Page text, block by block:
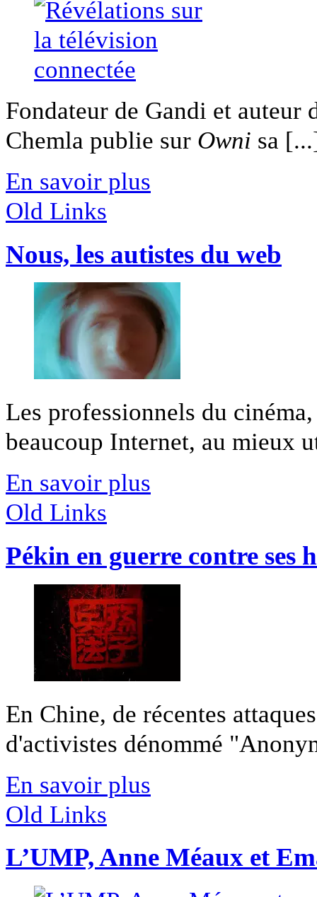
Fondateur de Gandi et auteur
Chemla publie sur Owni sa
En savoir plus
Old Links
Nous, les autistes du web
Les professionnels du
beaucoup Internet, au mieux
En savoir plus
Old Links
Pékin en guerre contre ses
En Chine, de récentes
d'activistes dénommé
En savoir plus
Old Links
L’UMP, Anne Méaux et